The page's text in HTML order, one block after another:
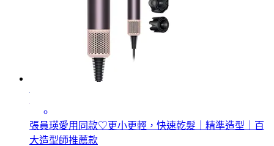
張員瑛愛用同款♡更小更輕，快速乾髮｜精準造型｜百
大造型師推薦款